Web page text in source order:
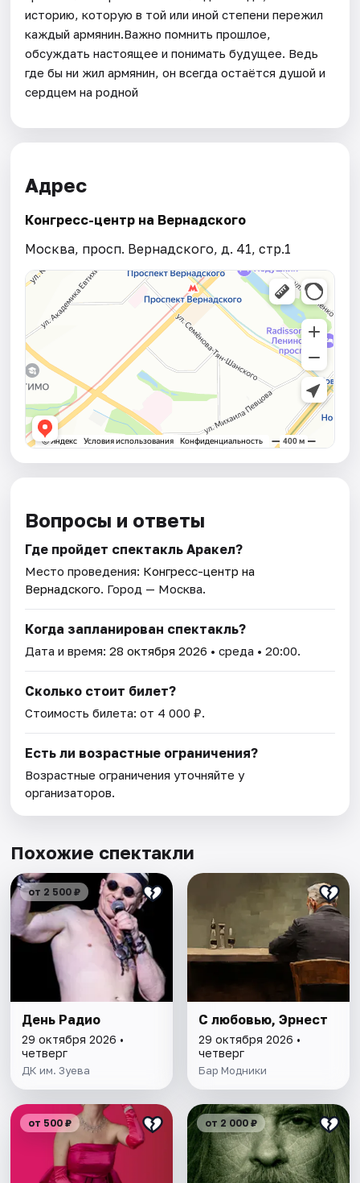
историю, которую в той или иной степени пережил
каждый армянин.Важно помнить прошлое,
обсуждать настоящее и понимать будущее. Ведь
где бы ни жил армянин, он всегда остаётся душой и
сердцем на родной
Адрес
Конгресс-центр на Вернадского
Москва, просп. Вернадского, д. 41, стр.1
Вопросы и ответы
Где пройдет спектакль Аракел?
Место проведения: Конгресс-центр на
Вернадского. Город — Москва.
Когда запланирован спектакль?
Дата и время:28 октября 2026 • среда • 20:00.
Сколько стоит билет?
Стоимость билета: от 4 000 ₽.
Есть ли возрастные ограничения?
Возрастные ограничения уточняйте у
организаторов.
Похожие спектакли
от 2 500 ₽
День Радио
29 октября 2026 •
четверг
ДК им. Зуева
С любовью, Эрнест
29 октября 2026 •
четверг
Бар Модники
от 500 ₽ от 2 000 ₽